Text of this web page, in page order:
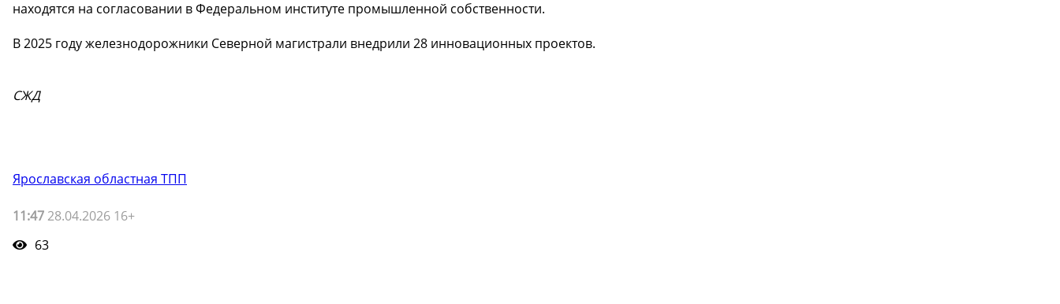
находятся на согласовании в Федеральном институте промышленной собственности.
В 2025 году железнодорожники Северной магистрали внедрили 28 инновационных проектов.
СЖД
Ярославская областная ТПП
11:47 28.04.2026 16+
63